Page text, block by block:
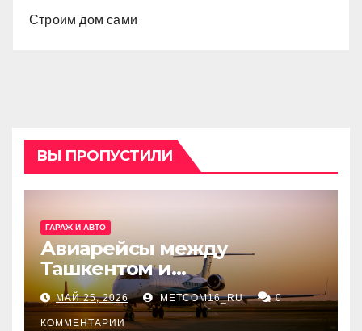
Строим дом сами
ВЫ ПРОПУСТИЛИ
ГАРАЖ И АВТО
Авиарейсы между
Ташкентом и
Екатеринбургом
МАЙ 25, 2026 METCOM16_RU 0
КОММЕНТАРИИ